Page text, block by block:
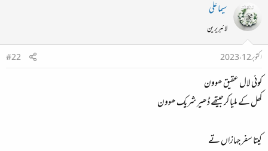
سیما علی
لائبریرین
اکتوبر 12، 2023
#22
کوئی لال عقیق ھوون
کھل کے ملیا کرجیتھے ڈھیر شریک ھوون
کیتا سفر جہازاں تے